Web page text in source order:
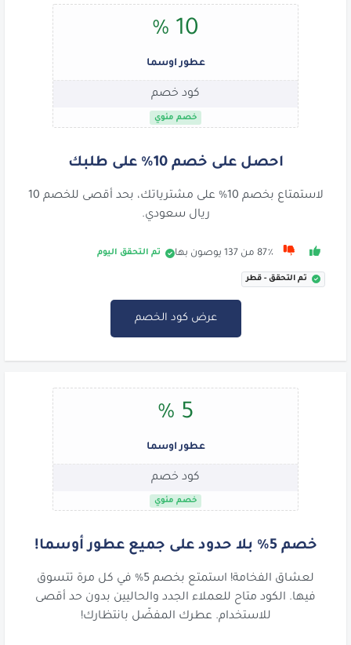
10 %
عطور اوسما
كود خصم
خصم مئوي
احصل على خصم 10% على طلبك
لاستمتاع بخصم 10% على مشترياتك، بحد أقصى للخصم 10
ريال سعودي.
87٪ من 137 يوصون بها تم التحقق اليوم
تم التحقق - قطر
عرض كود الخصم
5 %
عطور اوسما
كود خصم
خصم مئوي
خصم 5% بلا حدود على جميع عطور أوسما!
لعشاق الفخامة! استمتع بخصم 5% في كل مرة تتسوق
فيها. الكود متاح للعملاء الجدد والحاليين بدون حد أقصى
للاستخدام. عطرك المفضّل بانتظارك!